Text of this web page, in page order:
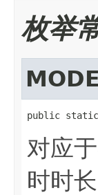
枚举
public
对应
时时